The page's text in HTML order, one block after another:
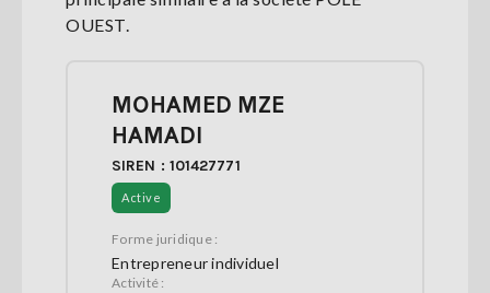
OUEST.
MOHAMED MZE
HAMADI
SIREN : 101427771
Active
Forme juridique :
Entrepreneur individuel
Activité :